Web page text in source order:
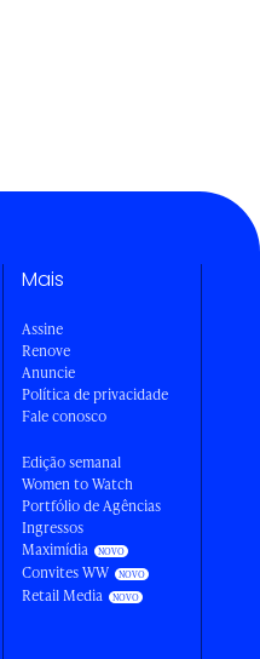
Mais
Assine
Renove
Anuncie
Política de privacidade
Fale conosco
Edição semanal
Women to Watch
Portfólio de Agências
Ingressos
Maximídia
Convites WW
Retail Media